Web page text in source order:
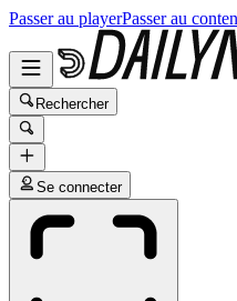
Passer au playerPasser au
Rechercher
Se connecter